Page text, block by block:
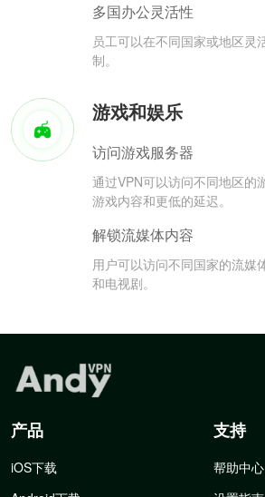
多国办公灵活性
员工可以在不同国家或地区灵
制。
游戏和娱乐
访问游戏服务器
通过VPN可以访问不同地区的
游戏内容和更低的延迟。
解锁流媒体内容
用户可以访问不同国家的流媒
和电视剧。
产品
iOS下载
支持
帮助中心